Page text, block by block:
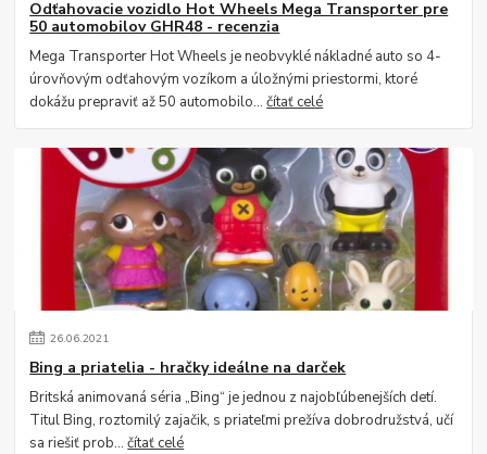
Odťahovacie vozidlo Hot Wheels Mega Transporter pre
50 automobilov GHR48 - recenzia
Mega Transporter Hot Wheels je neobvyklé nákladné auto so 4-
úrovňovým odťahovým vozíkom a úložnými priestormi, ktoré
dokážu prepraviť až 50 automobilo...čítať celé
26.06.2021
Bing a priatelia - hračky ideálne na darček
Britská animovaná séria „Bing“ je jednou z najobľúbenejších detí.
Titul Bing, roztomilý zajačik, s priateľmi prežíva dobrodružstvá, učí
sa riešiť prob...čítať celé